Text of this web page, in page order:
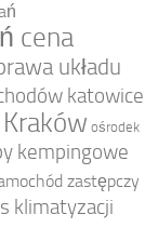
cena
układu
katowice
ośrodek
kempingowe
zastępczy
klimatyzacji